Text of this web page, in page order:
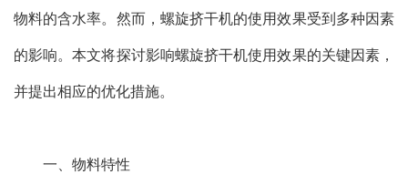
物料的含水率。然而，螺旋挤干机的使用效果受到多种因素
的影响。本文将探讨影响螺旋挤干机使用效果的关键因素，
并提出相应的优化措施。
一、物料特性